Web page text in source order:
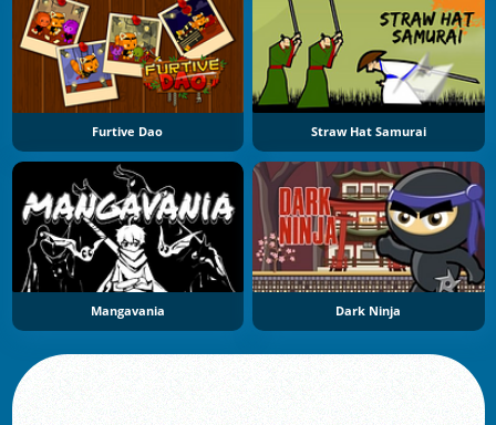
Furtive Dao Straw Hat Samurai
Mangavania Dark Ninja